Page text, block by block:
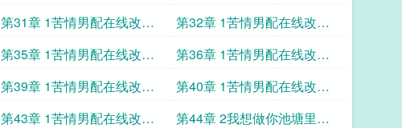
本
本
第31章 1苦情男配在线改剧
本
第32章 1苦情男配在线改剧
本
第35章 1苦情男配在线改剧
本
第36章 1苦情男配在线改剧
本
第39章 1苦情男配在线改剧
本
第40章 1苦情男配在线改剧
本
第43章 1苦情男配在线改剧
第44章 2我想做你池塘里的